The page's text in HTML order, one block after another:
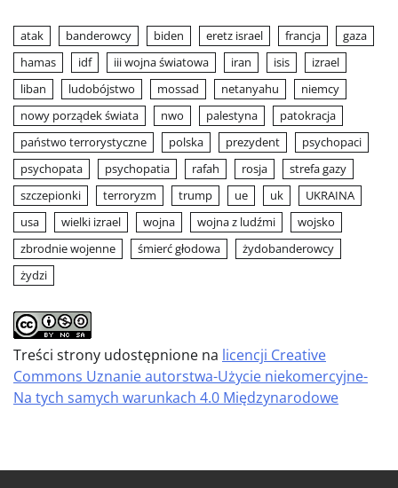
atak banderowcy biden eretz israel francja
gaza
hamas
idf iii wojna światowa iran isis
izrael
liban
ludobójstwo mossad netanyahu
niemcy
nowy porządek świata
nwo palestyna
patokracja
państwo terrorystyczne
polska prezydent
psychopaci
psychopata
psychopatia rafah rosja
strefa gazy
szczepionki
terroryzm trump ue uk
UKRAINA
usa
wielki izrael wojna wojna z ludźmi
wojsko
zbrodnie wojenne
śmierć głodowa
żydobanderowcy
żydzi
Treści strony udostępnione na licencji Creative
Commons Uznanie autorstwa-Użycie niekomercyjne-
Na tych samych warunkach 4.0 Międzynarodowe